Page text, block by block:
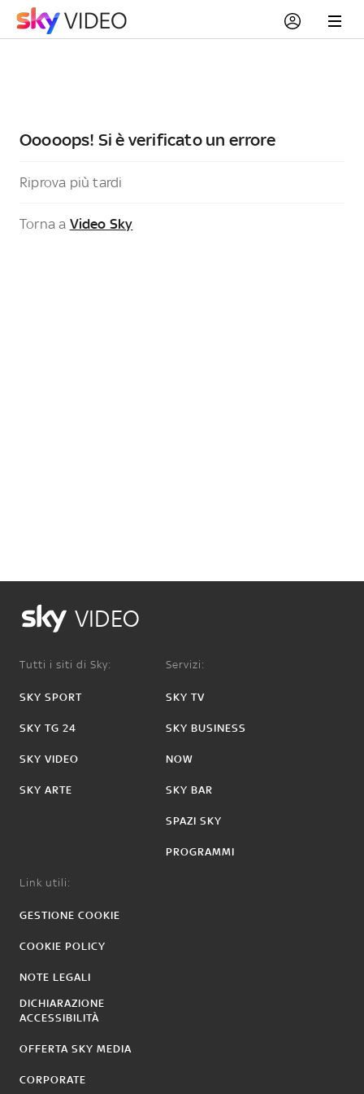
Ooooops! Si è verificato un errore
Riprova più tardi
Torna a Video Sky
VIDEO
Tutti i siti di Sky:
SKY SPORT
SKY TG 24
SKY VIDEO
SKY ARTE
Servizi:
SKY TV
SKY BUSINESS
NOW
SKY BAR
SPAZI SKY
PROGRAMMI
Link utili:
GESTIONE COOKIE
COOKIE POLICY
NOTE LEGALI
DICHIARAZIONE
ACCESSIBILITÀ
OFFERTA SKY MEDIA
CORPORATE